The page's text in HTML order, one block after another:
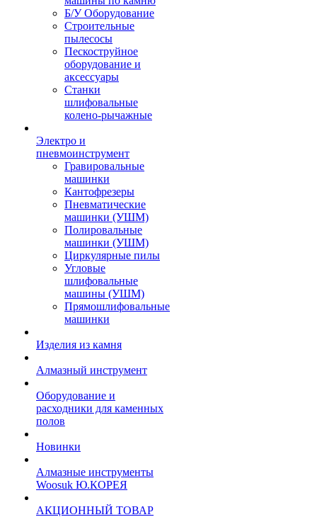
Б/У Оборудование
Строительные
пылесосы
Пескоструйное
оборудование и
аксессуары
Станки
шлифовальные
колено-рычажные
Электро и
пневмоинструмент
Гравировальные
машинки
Кантофрезеры
Пневматические
машинки (УШМ)
Полировальные
машинки (УШМ)
Циркулярные пилы
Угловые
шлифовальные
машины (УШМ)
Прямошлифовальные
машинки
Изделия из камня
Алмазный инструмент
Оборудование и
расходники для каменных
полов
Новинки
Алмазные инструменты
Woosuk Ю.КОРЕЯ
АКЦИОННЫЙ ТОВАР